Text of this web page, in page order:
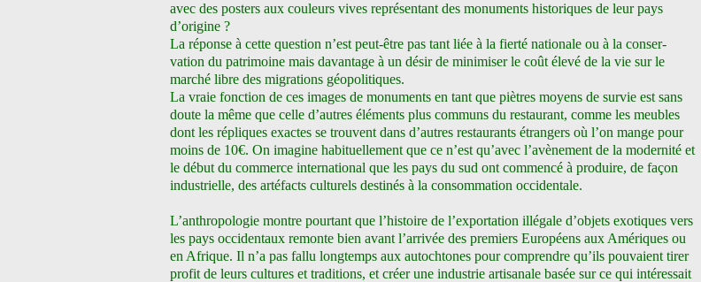
avec des posters aux couleurs vives représentant des monuments historiques de leur pays
d’origine ?
La réponse à cette question n’est peut-être pas tant liée à la fierté nationale ou à la conser-
vation du patrimoine mais davantage à un désir de minimiser le coût élevé de la vie sur le
marché libre des migrations géopolitiques.
La vraie fonction de ces images de monuments en tant que piètres moyens de survie est sans
doute la même que celle d’autres éléments plus communs du restaurant, comme les meubles
dont les répliques exactes se trouvent dans d’autres restaurants étrangers où l’on mange pour
moins de 10€. On imagine habituellement que ce n’est qu’avec l’avènement de la modernité et
le début du commerce international que les pays du sud ont commencé à produire, de façon
industrielle, des artéfacts culturels destinés à la consommation occidentale.
L’anthropologie montre pourtant que l’histoire de l’exportation illégale d’objets exotiques vers
les pays occidentaux remonte bien avant l’arrivée des premiers Européens aux Amériques ou
en Afrique. Il n’a pas fallu longtemps aux autochtones pour comprendre qu’ils pouvaient tirer
profit de leurs cultures et traditions, et créer une industrie artisanale basée sur ce qui intéressait